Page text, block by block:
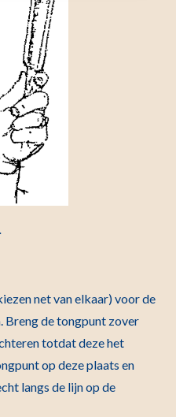
net van elkaar) voor de
Breng de tongpunt zover
totdat deze het
op deze plaats en
langs de lijn op de